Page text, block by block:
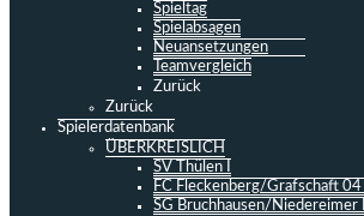
Spieltag
Spielabsagen
Neuansetzungen
Teamvergleich
Zurück
Zurück
Spielerdatenbank
ÜBERKREISLICH
SV Thülen I
FC Fleckenberg/Grafschaft 04 I
SG Bruchhausen/Niedereimer I